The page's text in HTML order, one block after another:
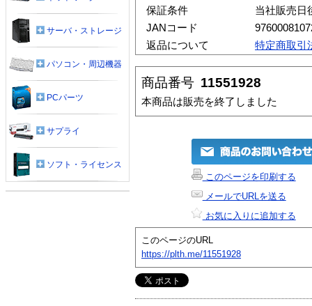
保証条件
当社販売日
JANコード
返品について
特定商取引
商品番号 11551928
本商品は販売を終了しました
このページを印刷する
メールでURLを送る
お気に入りに追加する
このページのURL
https://plth.me/11551928
サーバ・ストレージ
パソコン・周辺機器
PCパーツ
サプライ
ソフト・ライセンス